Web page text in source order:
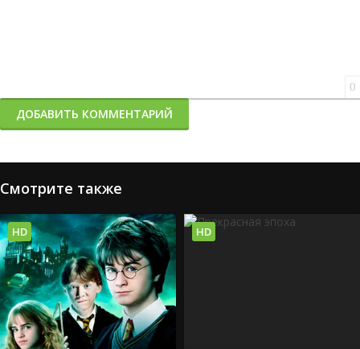
0
ДОБАВИТЬ КОММЕНТАРИЙ
Смотрите также
HD HD